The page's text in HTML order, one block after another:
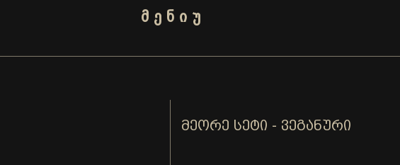
მ ე ნ ი უ
ᲛᲔᲝᲠᲔ ᲡᲔᲢᲘ - ᲕᲔᲒᲐᲜᲣᲠᲘ